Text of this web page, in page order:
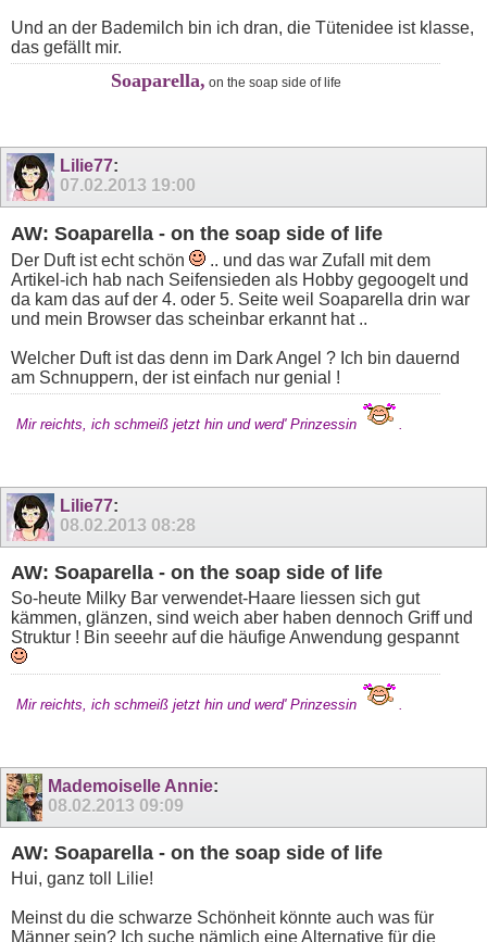
Und an der Bademilch bin ich dran, die Tütenidee ist klasse,
das gefällt mir.
Soaparella, on the soap side of life
Lilie77:
07.02.2013 19:00
AW: Soaparella - on the soap side of life
Der Duft ist echt schön
.. und das war Zufall mit dem
Artikel-ich hab nach Seifensieden als Hobby gegoogelt und
da kam das auf der 4. oder 5. Seite weil Soaparella drin war
und mein Browser das scheinbar erkannt hat ..
Welcher Duft ist das denn im Dark Angel ? Ich bin dauernd
am Schnuppern, der ist einfach nur genial !
Mir reichts, ich schmeiß jetzt hin und werd' Prinzessin
Lilie77:
08.02.2013 08:28
AW: Soaparella - on the soap side of life
So-heute Milky Bar verwendet-Haare liessen sich gut
kämmen, glänzen, sind weich aber haben dennoch Griff und
Struktur ! Bin seeehr auf die häufige Anwendung gespannt
Mir reichts, ich schmeiß jetzt hin und werd' Prinzessin
Mademoiselle Annie:
08.02.2013 09:09
AW: Soaparella - on the soap side of life
Hui, ganz toll Lilie!
Meinst du die schwarze Schönheit könnte auch was für
Männer sein? Ich suche nämlich eine Alternative für die